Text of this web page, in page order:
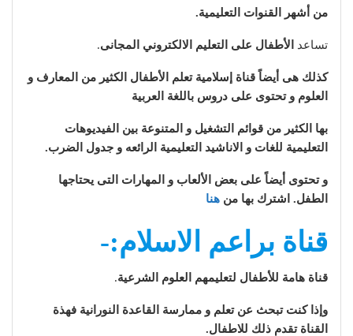
من أشهر القنوات التعليمية.
تساعد الأطفال على التعليم الالكتروني المجانى.
كذلك هى أيضاً قناة إسلامية تعلم الأطفال الكثير من المعارف و
العلوم و تحتوى على دروس باللغة العربية
بها الكثير من قوائم التشغيل و المتنوعة بين الفيديوهات
التعليمية للغات و الاناشيد التعليمية الرائعه و جدول الضرب.
و تحتوى أيضاً على بعض الألعاب و المهارات التى يحتاجها
الطفل. اشترك بها من هنا
قناة براعم الاسلام:-
قناة هامة للأطفال لتعليمهم العلوم الشرعية.
وإذا كنت تبحث عن تعلم و ممارسة القاعدة النورانية فهذة
القناة تقدم ذلك للاطفال.